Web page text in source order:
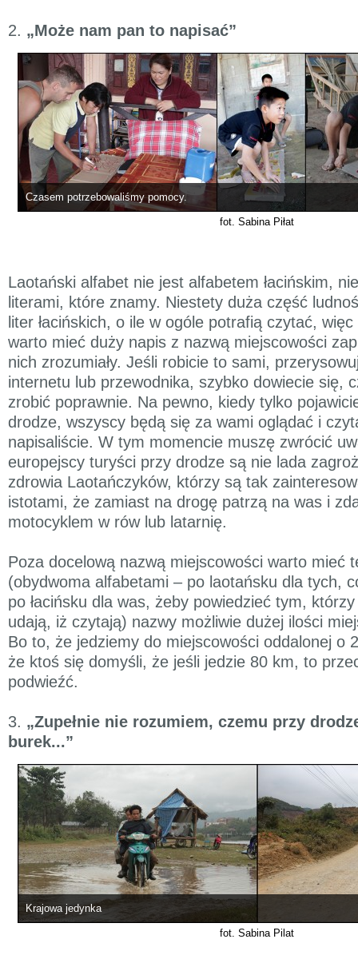
2. „Może nam pan to napisać”
Czasem potrzebowaliśmy pomocy.
fot. Sabina Piłat
Laotański alfabet nie jest alfabetem łacińskim,
literami, które znamy. Niestety duża część
liter łacińskich, o ile w ogóle potrafią czytać,
warto mieć duży napis z nazwą miejscowości
nich zrozumiały. Jeśli robicie to sami,
internetu lub przewodnika, szybko dowiecie się,
zrobić poprawnie. Na pewno, kiedy tylko
drodze, wszyscy będą się za wami oglądać i
napisaliście. W tym momencie muszę zwrócić
europejscy turyści przy drodze są nie lada
zdrowia Laotańczyków, którzy są tak
istotami, że zamiast na drogę patrzą na was i
motocyklem w rów lub latarnię.
Poza docelową nazwą miejscowości warto mieć
(obydwoma alfabetami – po laotańsku dla tych,
po łacińsku dla was, żeby powiedzieć tym,
udają, iż czytają) nazwy możliwie dużej ilości
Bo to, że jedziemy do miejscowości oddalonej o
że ktoś się domyśli, że jeśli jedzie 80 km, to
podwieźć.
3. „Zupełnie nie rozumiem, czemu przy
burek...”
Krajowa jedynka
fot. Sabina Pilat